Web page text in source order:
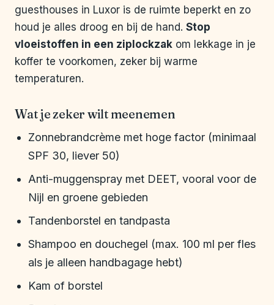
guesthouses in Luxor is de ruimte beperkt en zo
houd je alles droog en bij de hand. Stop
vloeistoffen in een ziplockzak om lekkage in je
koffer te voorkomen, zeker bij warme
temperaturen.
Wat je zeker wilt meenemen
Zonnebrandcrème met hoge factor (minimaal
SPF 30, liever 50)
Anti-muggenspray met DEET, vooral voor de
Nijl en groene gebieden
Tandenborstel en tandpasta
Shampoo en douchegel (max. 100 ml per fles
als je alleen handbagage hebt)
Kam of borstel